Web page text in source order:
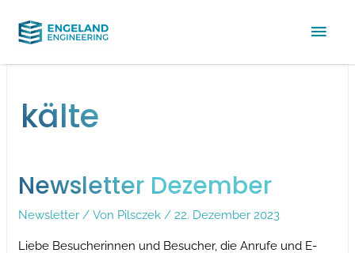
kälte
Newsletter Dezember
Newsletter / Von Pilsczek / 22. Dezember 2023
Liebe Besucherinnen und Besucher, die Anrufe und E-